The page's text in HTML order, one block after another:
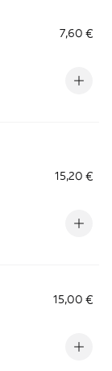
7,60 €
15,20 €
15,00 €